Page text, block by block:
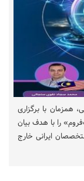
همزمان با برگزاری
رویداد «کانکت‌فروم» را با هدف بیان
ایرانی خارج